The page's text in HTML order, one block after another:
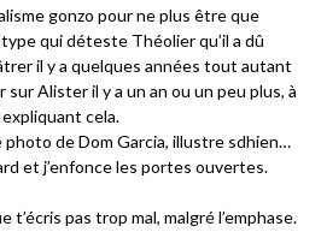
gonzo pour ne plus être que
type qui déteste Théolier qu’il a dû
il y a quelques années tout autant
sur Alister il y a un an ou un peu plus, à
cela.
photo de Dom Garcia, illustre sdhien…
et j’enfonce les portes ouvertes.
t’écris pas trop mal, malgré l’emphase.